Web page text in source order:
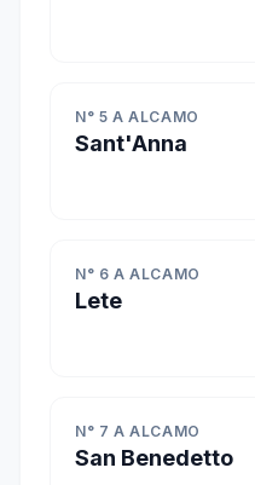
N° 5 A ALCAMO
Sant'Anna
N° 6 A ALCAMO
Lete
N° 7 A ALCAMO
San Benedetto